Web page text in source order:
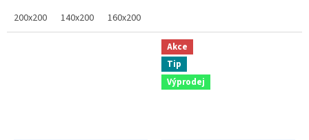
bambusového vlákna, které je...
200x200 140x200 160x200
Akce
Tip
Výprodej